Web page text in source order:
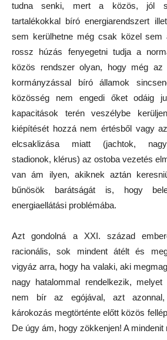
tudna senki, mert a közös, jól
tartalékokkal bíró energiarendszert
sem kerülhetne még csak közel sem
rossz húzás fenyegetni tudja a
közös rendszer olyan, hogy még az
kormányzással bíró államok
közösség nem engedi őket odáig
kapacitások terén veszélybe
kiépítését hozzá nem értésből vagy
elcsaklizása miatt (jachtok,
stadionok, klérus) az ostoba vezetés
van ám ilyen, akiknek aztán
bűnösök barátságát is, hogy
energiaellátási problémába.
Azt gondolná a XXI. század
racionális, sok mindent átélt és
vigyáz arra, hogy ha valaki, aki
nagy hatalommal rendelkezik,
nem bír az egójával, azt
károkozás megtörténte előtt közös
De úgy ám, hogy zökkenjen! A mindenit